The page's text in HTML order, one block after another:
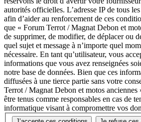
autorités officielles. L’adresse IP de tous
afin d’aider au renforcement de ces
que « Forum Terrot / Magnat Debon et
de supprimer, de modifier, de déplacer ou
quel sujet et message à n’importe quel
nécessaire. En tant qu’utilisateur, vous
informations que vous avez renseignées
notre base de données. Bien que ces
diffusées à une tierce partie sans votre
Terrot / Magnat Debon et motos
être tenus comme responsables en cas de
informatique visant à compromettre vos